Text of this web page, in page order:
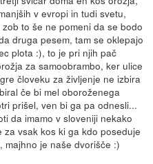
v evropi in tudi svetu,
to še ne pomeni da se bodo
druga pesem, tam se oklepajo
plota :), to je pri njih pač
za samoobrambo, ker ulice
človeku za življenje ne izbira
če bi mel oboroženega
prišel, ven bi ga pa odnesli...
da imamo v sloveniji nekako
vsak kos ki ga kdo poseduje
majhno je naše dvorišče :)